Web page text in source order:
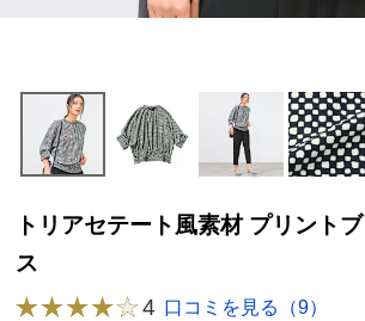
トリアセテート風素材 プリント
ス
4 口コミを見る（9）